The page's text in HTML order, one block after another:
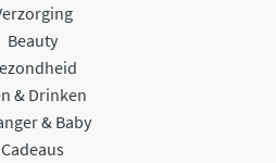
Beauty
& Drinken
& Baby
Cadeaus